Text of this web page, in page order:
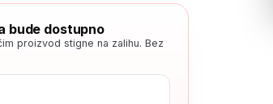
bude dostupno
proizvod stigne na zalihu. Bez